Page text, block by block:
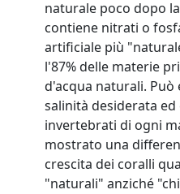
naturale poco dopo
contiene nitrati o
artificiale più
l'87% delle materie
d'acqua naturali. Può
salinità desiderata
invertebrati di ogni
mostrato una
crescita dei coralli
"naturali" anziché